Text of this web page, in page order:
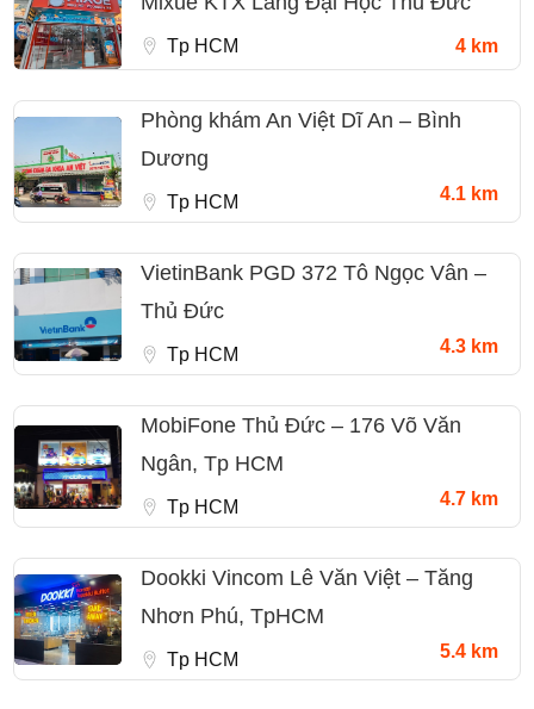
Tp HCM 4 km
Phòng khám An Việt Dĩ An – Bình
Dương
Tp HCM 4.1 km
VietinBank PGD 372 Tô Ngọc Vân –
Thủ Đức
Tp HCM 4.3 km
MobiFone Thủ Đức – 176 Võ Văn
Ngân, Tp HCM
Tp HCM 4.7 km
Dookki Vincom Lê Văn Việt – Tăng
Nhơn Phú, TpHCM
Tp HCM 5.4 km